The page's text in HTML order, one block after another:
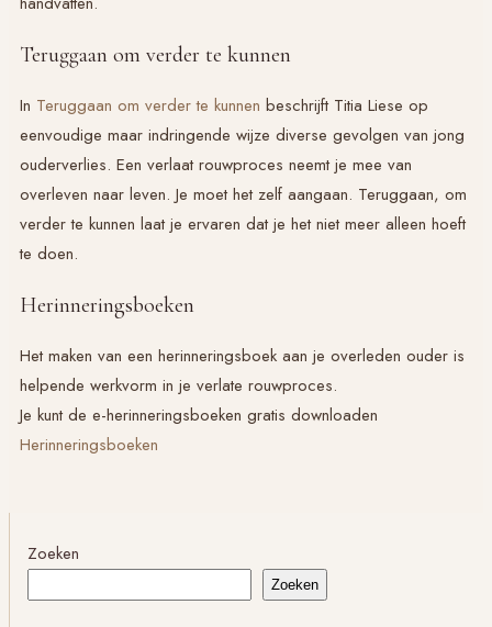
Teruggaan om verder te kunnen
In Teruggaan om verder te kunnen beschrijft Titia Liese op
eenvoudige maar indringende wijze diverse gevolgen van jong
ouderverlies. Een verlaat rouwproces neemt je mee van
overleven naar leven. Je moet het zelf aangaan. Teruggaan, om
verder te kunnen laat je ervaren dat je het niet meer alleen hoeft
te doen.
Herinneringsboeken
Het maken van een herinneringsboek aan je overleden ouder is
helpende werkvorm in je verlate rouwproces.
Je kunt de e-herinneringsboeken gratis downloaden
Herinneringsboeken
Zoeken
Zoeken